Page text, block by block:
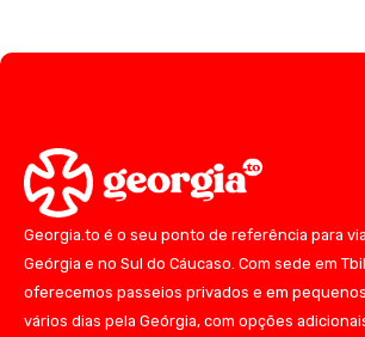
Georgia.to é o seu ponto de referência para
Geórgia e no Sul do Cáucaso. Com sede em
oferecemos passeios privados e em
vários dias pela Geórgia, com opções